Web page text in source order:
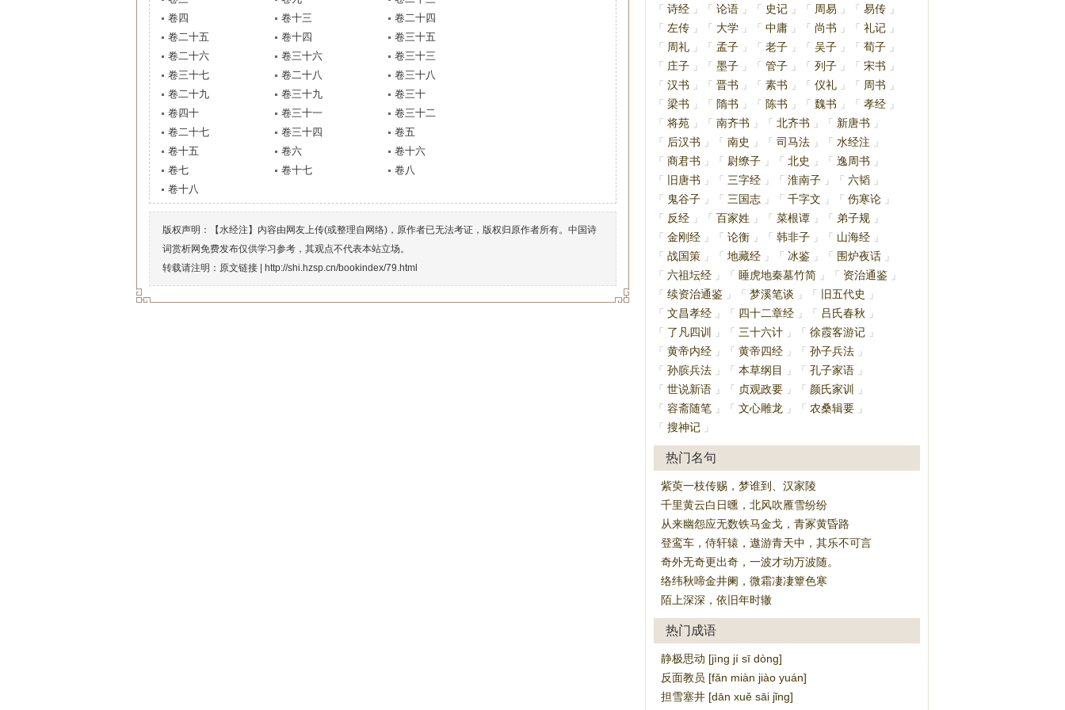
卷四
卷十三
卷二十四
卷二十五
卷十四
卷三十五
卷二十六
卷三十六
卷三十三
卷三十七
卷二十八
卷三十八
卷二十九
卷三十九
卷三十
卷四十
卷三十一
卷三十二
卷二十七
卷三十四
卷五
卷十五
卷六
卷十六
卷七
卷十七
卷八
卷十八
版权声明：【水经注】内容由网友上传(或整理自网络)，原作者已无法考证，版权归原作者所有。中国诗
词赏析网免费发布仅供学习参考，其观点不代表本站立场。
转载请注明：原文链接 |
http://shi.hzsp.cn/bookindex/79.html
「 诗经 」 「 论语 」 「 史记 」 「 周易 」 「 易传 」
「
左传 」 「 大学 」 「 中庸 」 「 尚书 」 「 礼记 」
「
周礼 」 「 孟子 」 「 老子 」 「 吴子 」 「 荀子 」
「
庄子 」 「 墨子 」 「 管子 」 「 列子 」 「 宋书
」
「 汉书 」 「 晋书 」 「 素书 」 「 仪礼 」 「 周书
」
「 梁书 」 「 隋书 」 「 陈书 」 「 魏书 」 「 孝经 」
「 将苑 」 「 南齐书 」 「 北齐书 」 「 新唐书
」
「
后汉书 」 「 南史 」 「 司马法 」 「 水经注
」
「 商君书 」 「 尉缭子 」 「 北史 」 「 逸周书
」
「
旧唐书 」 「 三字经 」 「 淮南子 」 「 六韬 」
「
鬼谷子 」 「 三国志 」 「 千字文 」 「 伤寒论 」
「
反经 」 「 百家姓 」 「 菜根谭 」 「 弟子规 」
「 金刚经 」 「 论衡 」 「 韩非子 」 「 山海经 」
「 战国策 」 「 地藏经 」 「 冰鉴 」 「 围炉夜话 」
「 六祖坛经 」 「 睡虎地秦墓竹简 」 「 资治通鉴 」
「 续资治通鉴 」 「 梦溪笔谈 」 「 旧五代史
」
「 文昌孝经 」 「 四十二章经 」 「 吕氏春秋
」
「
了凡四训 」 「 三十六计 」 「 徐霞客游记 」
「 黄帝内经 」 「 黄帝四经 」 「 孙子兵法 」
「 孙膑兵法 」 「 本草纲目 」 「 孔子家语 」
「 世说新语 」 「 贞观政要 」 「 颜氏家训
」
「 容斋随笔 」 「 文心雕龙 」 「 农桑辑要 」
「 搜神记 」
热门名句
紫萸一枝传赐，梦谁到、汉家陵
千里黄云白日曛，北风吹雁雪纷纷
从来幽怨应无数铁马金戈，青冢黄昏路
登鸾车，侍轩辕，遨游青天中，其乐不可言
奇外无奇更出奇，一波才动万波随。
络纬秋啼金井阑，微霜凄凄簟色寒
陌上深深，依旧年时辙
热门成语
静极思动 [jìng jí sī dòng]
反面教员 [fǎn miàn jiào yuán]
担雪塞井 [dān xuě sāi jǐng]